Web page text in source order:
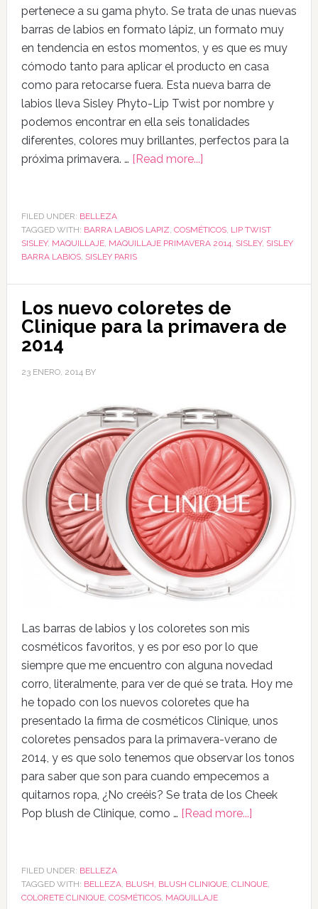
pertenece a su gama phyto. Se trata de unas nuevas
barras de labios en formato lápiz, un formato muy
en tendencia en estos momentos, y es que es muy
cómodo tanto para aplicar el producto en casa
como para retocarse fuera. Esta nueva barra de
labios lleva Sisley Phyto-Lip Twist por nombre y
podemos encontrar en ella seis tonalidades
diferentes, colores muy brillantes, perfectos para la
próxima primavera. … [Read more...]
FILED UNDER: BELLEZA
TAGGED WITH: BARRA LABIOS LAPIZ COSMÉTICOS, LIP TWIST
SISLEY, MAQUILLAJE, MAQUILLAJE PRIMAVERA 2014 SISLEY, SISLEY
BARRA LABIOS, SISLEY PARIS
Los nuevo coloretes de
Clinique para la primavera de
2014
23 ENERO, 2014 BY
Las barras de labios y los coloretes son mis
cosméticos favoritos, y es por eso por lo que
siempre que me encuentro con alguna novedad
corro, literalmente, para ver de qué se trata. Hoy me
he topado con los nuevos coloretes que ha
presentado la firma de cosméticos Clinique, unos
coloretes pensados para la primavera-verano de
2014, y es que solo tenemos que observar los tonos
para saber que son para cuando empecemos a
quitarnos ropa, ¿No creéis? Se trata de los Cheek
Pop blush de Clinique, como … [Read more...]
FILED UNDER: BELLEZA
TAGGED WITH: BELLEZA, BLUSH BLUSH CLINIQUE, CLINQUE,
COLORETE CLINIQUE, COSMÉTICOS, MAQUILLAJE